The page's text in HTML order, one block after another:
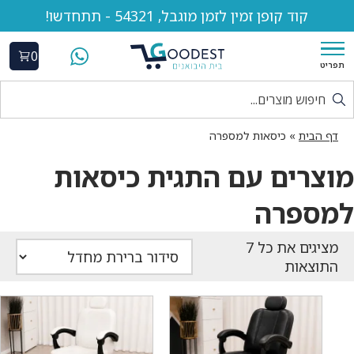
קוד קופן זמין לזמן מוגבל, 54321 - תתחדשו!
תפריט
0
דף הבית » כיסאות למספרה
מוצרים עם התגית כיסאות
למספרה
התוצאות